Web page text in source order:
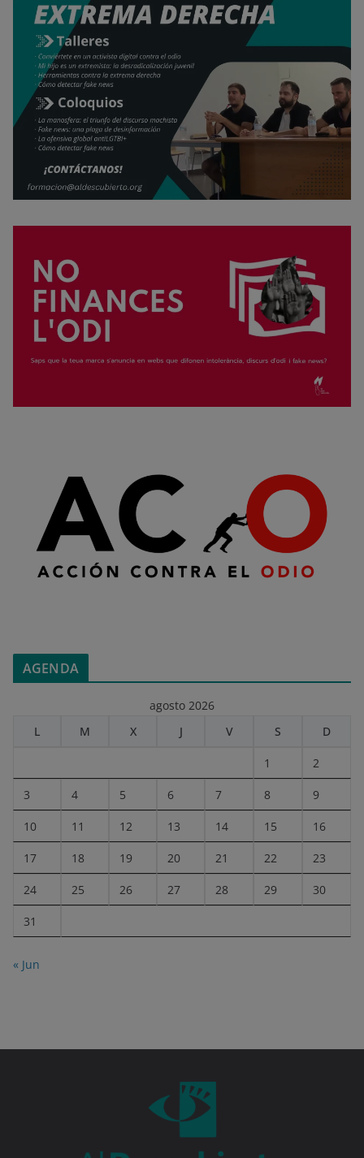
AGENDA
agosto 2026
L
M X J V S D
1 2
3 4 5 6 7 8 9
10 11 12 13 14 15 16
17 18 19 20 21 22 23
24 25 26 27 28 29 30
31
« Jun